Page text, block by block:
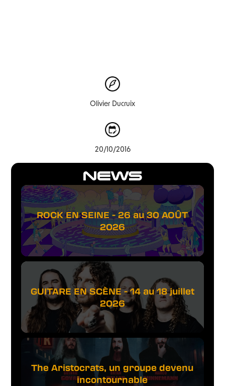
NEWS
ROCK EN SEINE - 26 au 30 AOÛT
2026
GUITARE EN SCÈNE - 14 au 18 juillet
2026
The Aristocrats, un groupe devenu
incontournable
Olivier Ducruix
20/10/2016